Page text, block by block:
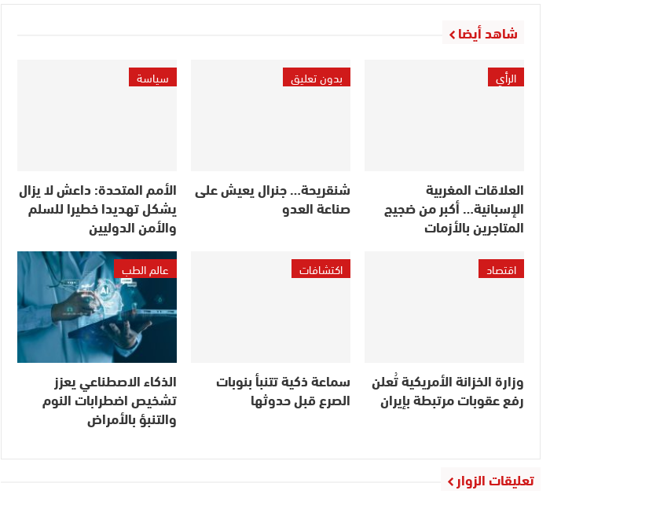
شاهد أيضا
الرأي
العلاقات المغربية
الإسبانية… أكبر من ضجيج
المتاجرين بالأزمات
بدون تعليق
شنقريحة… جنرال يعيش على
صناعة العدو
سياسة
الأمم المتحدة: داعش لا يزال
يشكل تهديدا خطيرا للسلم
والأمن الدوليين
اقتصاد
وزارة الخزانة الأمريكية تُعلن
رفع عقوبات مرتبطة بإيران
اكتشافات
سماعة ذكية تتنبأ بنوبات
الصرع قبل حدوثها
عالم الطب
الذكاء الاصطناعي يعزز
تشخيص اضطرابات النوم
والتنبؤ بالأمراض
تعليقات الزوار